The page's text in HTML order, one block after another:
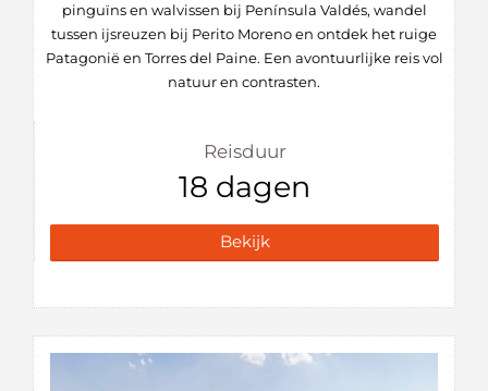
pinguïns en walvissen bij Península Valdés, wandel
tussen ijsreuzen bij Perito Moreno en ontdek het ruige
Patagonië en Torres del Paine. Een avontuurlijke reis vol
natuur en contrasten.
Reisduur
18 dagen
Bekijk